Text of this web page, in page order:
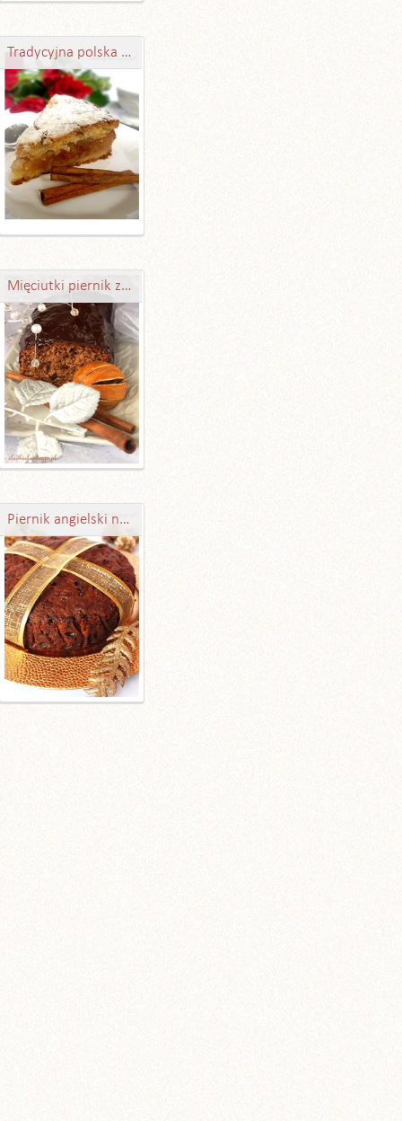
Tradycyjna polska szarlotka
Mięciutki piernik z bakaliami
Piernik angielski najeżony bakaliami